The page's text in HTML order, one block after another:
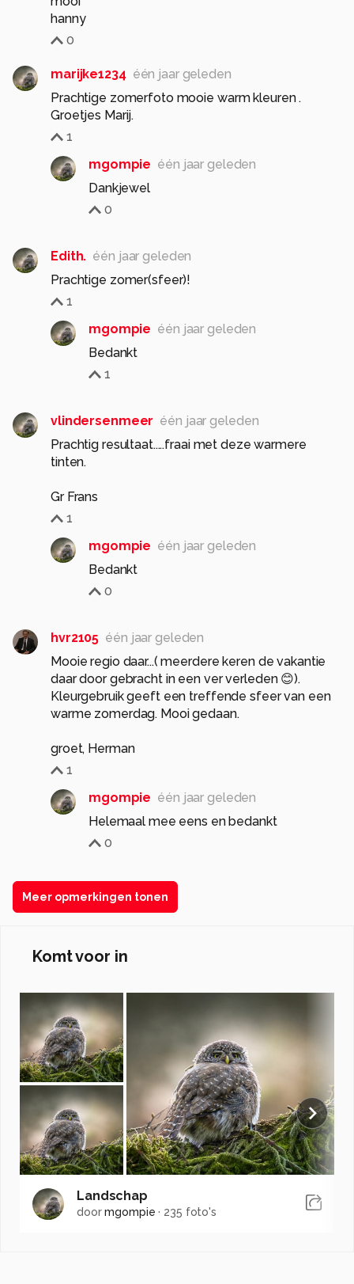
hanny
0
marijke1234 één jaar geleden
Prachtige zomerfoto mooie warm kleuren .
Groetjes Marij.
1
mgompie één jaar geleden
Dankjewel
0
Edith. één jaar geleden
Prachtige zomer(sfeer)!
1
mgompie één jaar geleden
Bedankt
1
vlindersenmeer één jaar geleden
Prachtig resultaat.....fraai met deze warmere
tinten.
Gr Frans
1
mgompie één jaar geleden
Bedankt
0
hvr2105 één jaar geleden
Mooie regio daar...( meerdere keren de vakantie
daar door gebracht in een ver verleden 😊).
Kleurgebruik geeft een treffende sfeer van een
warme zomerdag. Mooi gedaan.
groet, Herman
1
mgompie één jaar geleden
Helemaal mee eens en bedankt
0
Meer opmerkingen tonen
Komt voor in
Landschap
doormgompie · 235 foto's